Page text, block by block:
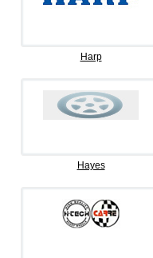
Harp
Hayes